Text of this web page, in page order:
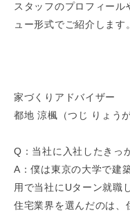
スタッフのプロフィー
ュー形式でご紹介します。
家づくりアドバイザー
都地 涼楓（つじ りょうが
Q：当社に入社したきっ
A：僕は東京の大学で建
用で当社にUターン就職
住宅業界を選んだのは、